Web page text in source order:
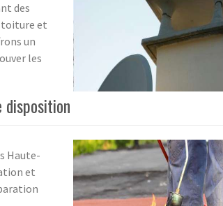
des
toiture et
un
les
disposition
Haute-
et